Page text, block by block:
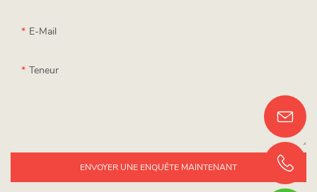
E-Mail
Teneur
ENVOYER UNE ENQUÊTE MAINTENANT